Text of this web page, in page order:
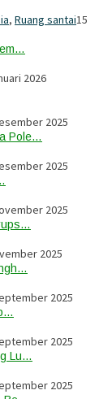
, Ruang santai15
2026
2025
Pole…
2025
2025
2025
2025
2025
Lu…
2025